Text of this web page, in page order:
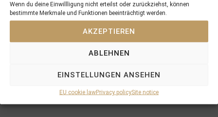
Wenn du deine Einwillligung nicht erteilst oder zurückziehst, können
bestimmte Merkmale und Funktionen beeinträchtigt werden.
AKZEPTIEREN
ABLEHNEN
EINSTELLUNGEN ANSEHEN
EU cookie lawPrivacy policySite notice